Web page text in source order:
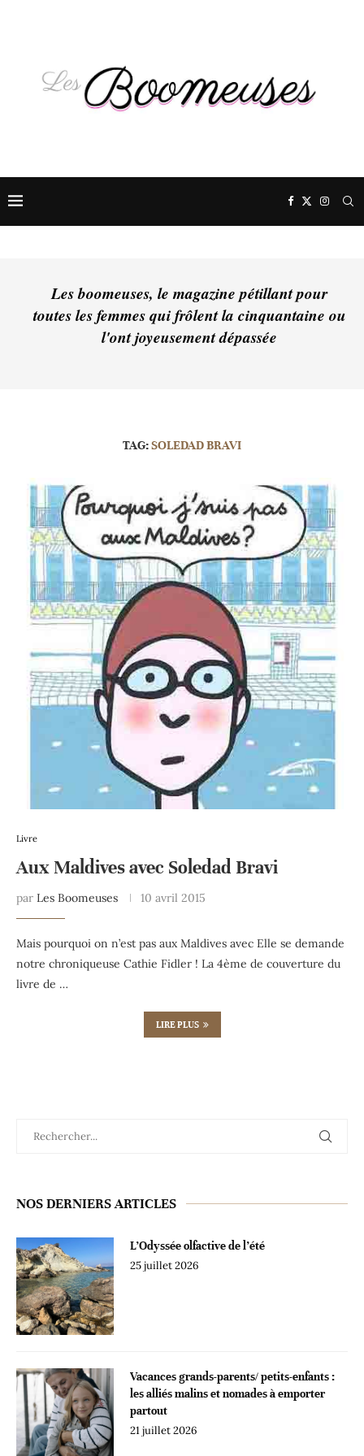
Les boomeuses, le magazine pétillant pour
toutes les femmes qui frôlent la cinquantaine ou
l'ont joyeusement dépassée
TAG:SOLEDAD BRAVI
Livre
Aux Maldives avec Soledad Bravi
par Les Boomeuses 10 avril 2015
Mais pourquoi on n’est pas aux Maldives avec Elle se demande
notre chroniqueuse Cathie Fidler ! La 4ème de couverture du
livre de …
LIRE PLUS
NOS DERNIERS ARTICLES
L’Odyssée olfactive de l’été
25 juillet 2026
Vacances grands-parents/ petits-enfants :
les alliés malins et nomades à emporter
partout
21 juillet 2026